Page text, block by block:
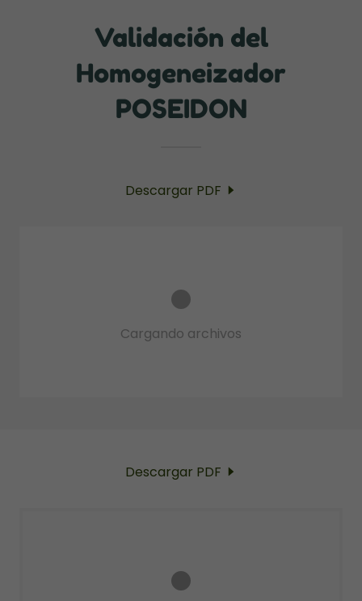
Validación del
Homogeneizador
POSEIDON
Descargar PDF
Cargando archivos
Descargar PDF